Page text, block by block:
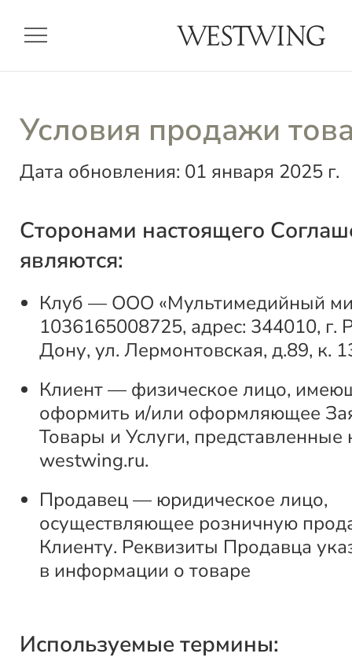
menu
Условия продажи
Дата обновления: 01 января 2025 г.
Сторонами настоящего
являются:
Клуб — ООО «Мультимедийный
1036165008725, адрес: 344010, г.
Дону, ул. Лермонтовская, д.89, к.
Клиент — физическое лицо,
оформить и/или оформляющее
Товары и Услуги, представленные
westwing.ru.
Продавец — юридическое лицо,
осуществляющее розничную
Клиенту. Реквизиты Продавца
в информации о товаре
Используемые термины: